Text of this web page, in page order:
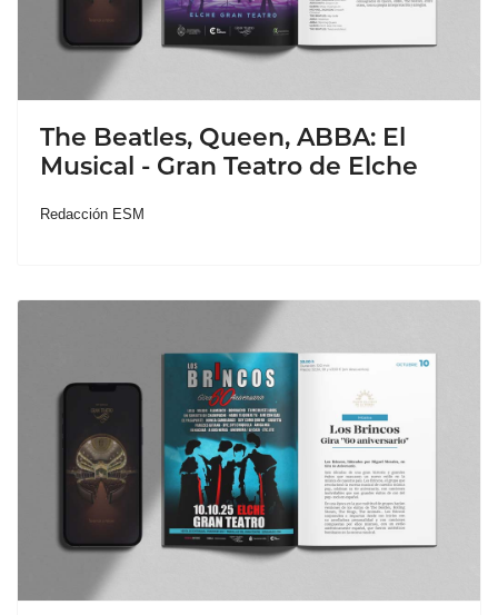
The Beatles, Queen, ABBA: El
Musical - Gran Teatro de Elche
Redacción ESM